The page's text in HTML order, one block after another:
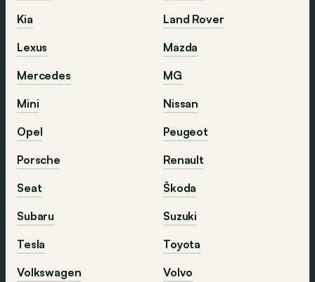
Kia
Land Rover
Lexus
Mazda
Mercedes
MG
Mini
Nissan
Opel
Peugeot
Porsche
Renault
Seat
Škoda
Subaru
Suzuki
Tesla
Toyota
Volkswagen
Volvo